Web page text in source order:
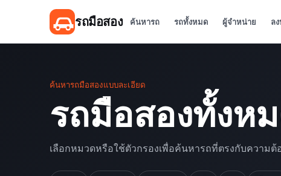
รถมือสอง ค้นหารถ รถทั้งหมด ผู้จำหน่าย ล
ค้นหารถมือสองแบบละเอียด
รถมือสองทั้งห
เลือกหมวดหรือใช้ตัวกรองเพื่อค้นหารถที่ตรงกับความต้